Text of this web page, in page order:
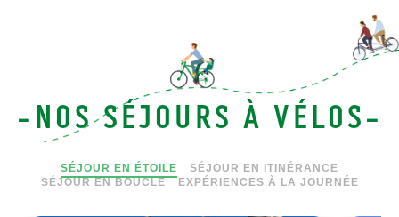
-NOS SÉJOURS À VÉLOS-
SÉJOUR EN ÉTOILE
SÉJOUR EN ITINÉRANCE
SÉJOUR EN BOUCLE
EXPÉRIENCES À LA JOURNÉE